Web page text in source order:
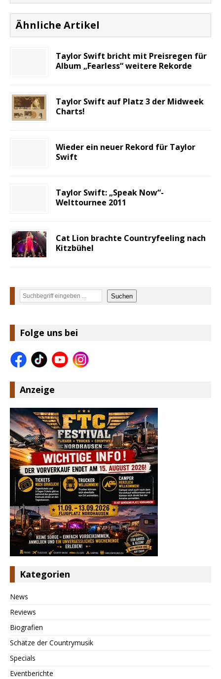
Ähnliche Artikel
Taylor Swift bricht mit Preisregen für
Album „Fearless“ weitere Rekorde
Taylor Swift auf Platz 3 der Midweek
Charts!
Wieder ein neuer Rekord für Taylor
Swift
Taylor Swift: „Speak Now“-
Welttournee 2011
Cat Lion brachte Countryfeeling nach
Kitzbühel
Suchen Suchen
Folge uns bei
Anzeige
Kategorien
News
Reviews
Biografien
Schätze der Countrymusik
Specials
Eventberichte